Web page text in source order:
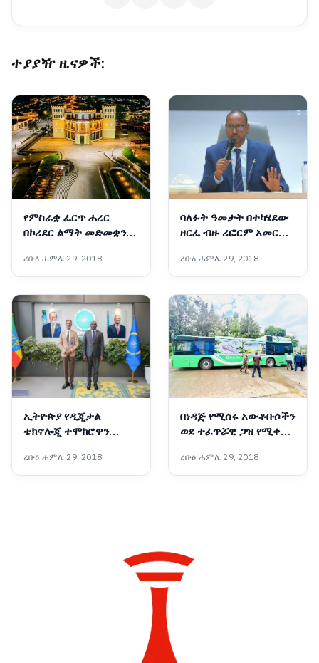
ተያያዥ ዜናዎች:
የምስራቋ ፈርጥ ሐረር
በኮሪደር ልማት መድመቋን
ረቡዕ ሐምሌ 29, 2018
ባለፉት ዓመታት በተካሄደው
ዘርፈ ብዙ ሪፎርም አመርቂ
አቶ አደም ፋራህ
ረቡዕ ሐምሌ 29, 2018
ኢትዮጵያ የዲጂታል
ቴክኖሎጂ ተሞክሮዋን
የቤኒን የዲጂታል
ትራንስፎርሜሽንና የፈጠራ
ረቡዕ ሐምሌ 29, 2018
በነዳጅ የሚሰሩ አውቶቡሶችን
ወደ ተፈጥሯዊ ጋዝ የሚቀይር
ረቡዕ ሐምሌ 29, 2018